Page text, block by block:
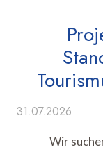
31.07.2026
Wir